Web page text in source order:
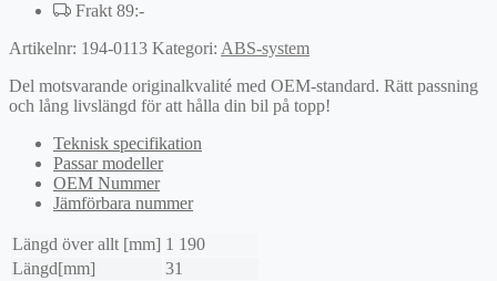
Frakt 89:-
Artikelnr: 194-0113 Kategori: ABS-system
Del motsvarande originalkvalité med OEM-standard. Rätt passning
och lång livslängd för att hålla din bil på topp!
Teknisk specifikation
Passar modeller
OEM Nummer
Jämförbara nummer
Längd över allt [mm] 1 190
Längd[mm]
31